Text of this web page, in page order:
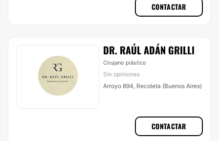
CONTACTAR
DR. RAÚL ADÁN GRILLI
Cirujano plástico
Sin opiniones
Arroyo 894, Recoleta (Buenos Aires)
CONTACTAR